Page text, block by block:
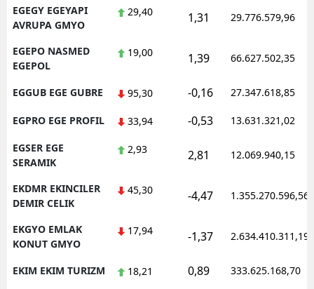
EGEGY EGEYAPI
AVRUPA GMYO
29,40 1,31 29.776.579,96
EGEPO NASMED
EGEPOL
19,00 1,39 66.627.502,35
EGGUB EGE GUBRE 95,30 -0,16 27.347.618,85
EGPRO EGE PROFIL 33,94 -0,53 13.631.321,02
EGSER EGE
SERAMIK
2,93 2,81 12.069.940,15
EKDMR EKINCILER
DEMIR CELIK
45,30 -4,47 1.355.270.596,56
EKGYO EMLAK
KONUT GMYO
17,94 -1,37 2.634.410.311,19
EKIM EKIM TURIZM 18,21 0,89 333.625.168,70